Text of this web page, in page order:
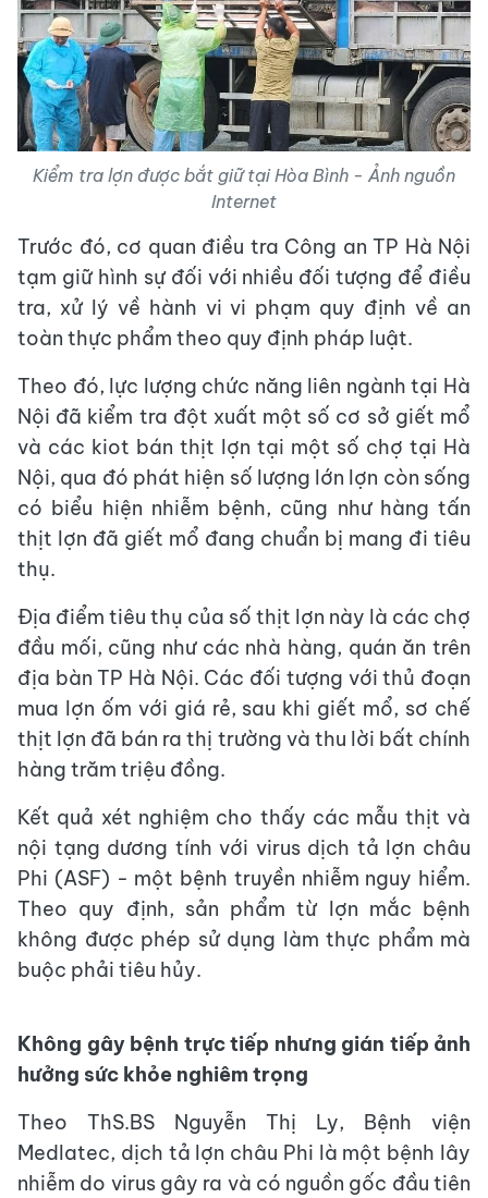
Kiểm tra lợn được bắt giữ tại Hòa Bình - Ảnh nguồn
Internet
Trước đó, cơ quan điều tra Công an TP Hà Nội
tạm giữ hình sự đối với nhiều đối tượng để điều
tra, xử lý về hành vi vi phạm quy định về an
toàn thực phẩm theo quy định pháp luật.
Theo đó, lực lượng chức năng liên ngành tại Hà
Nội đã kiểm tra đột xuất một số cơ sở giết mổ
và các kiot bán thịt lợn tại một số chợ tại Hà
Nội, qua đó phát hiện số lượng lớn lợn còn sống
có biểu hiện nhiễm bệnh, cũng như hàng tấn
thịt lợn đã giết mổ đang chuẩn bị mang đi tiêu
thụ.
Địa điểm tiêu thụ của số thịt lợn này là các chợ
đầu mối, cũng như các nhà hàng, quán ăn trên
địa bàn TP Hà Nội. Các đối tượng với thủ đoạn
mua lợn ốm với giá rẻ, sau khi giết mổ, sơ chế
thịt lợn đã bán ra thị trường và thu lời bất chính
hàng trăm triệu đồng.
Kết quả xét nghiệm cho thấy các mẫu thịt và
nội tạng dương tính với virus dịch tả lợn châu
Phi (ASF) - một bệnh truyền nhiễm nguy hiểm.
Theo quy định, sản phẩm từ lợn mắc bệnh
không được phép sử dụng làm thực phẩm mà
buộc phải tiêu hủy.
Không gây bệnh trực tiếp nhưng gián tiếp ảnh
hưởng sức khỏe nghiêm trọng
Theo ThS.BS Nguyễn Thị Ly, Bệnh viện
Medlatec, dịch tả lợn châu Phi là một bệnh lây
nhiễm do virus gây ra và có nguồn gốc đầu tiên